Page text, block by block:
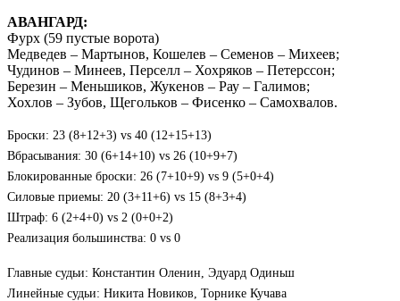
АВАНГАРД:
Фурх (59 пустые ворота)
Медведев – Мартынов, Кошелев – Семенов – Михеев;
Чудинов – Минеев, Перселл – Хохряков – Петерссон;
Березин – Меньшиков, Жукенов – Рау – Галимов;
Хохлов – Зубов, Щегольков – Фисенко – Самохвалов.
Броски: 23 (8+12+3) vs 40 (12+15+13)
Вбрасывания: 30 (6+14+10) vs 26 (10+9+7)
Блокированные броски: 26 (7+10+9) vs 9 (5+0+4)
Силовые приемы: 20 (3+11+6) vs 15 (8+3+4)
Штраф: 6 (2+4+0) vs 2 (0+0+2)
Реализация большинства: 0 vs 0
Главные судьи: Константин Оленин, Эдуард Одиньш
Линейные судьи: Никита Новиков, Торнике Кучава